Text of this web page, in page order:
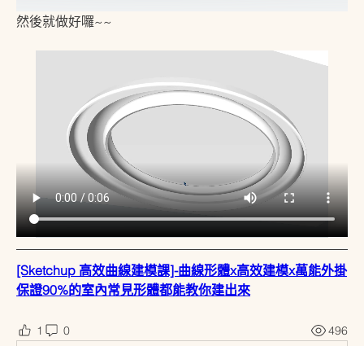
然後就做好囉~~
[Sketchup 高效曲線建模課]-曲線形體x高效建模x萬能外掛
保證90%的室內常見形體都能教你建出來
1 0 496